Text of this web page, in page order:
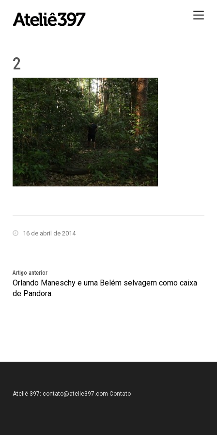
2
16 de abril de 2014
Artigo anterior
Orlando Maneschy e uma Belém selvagem como caixa
de Pandora.
Ateliê 397: contato@atelie397.com Contato